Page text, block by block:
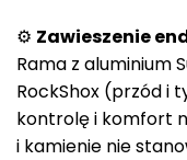
⚙️ Zawieszenie
Rama z aluminium
RockShox (przód i
kontrolę i komfort
i kamienie nie